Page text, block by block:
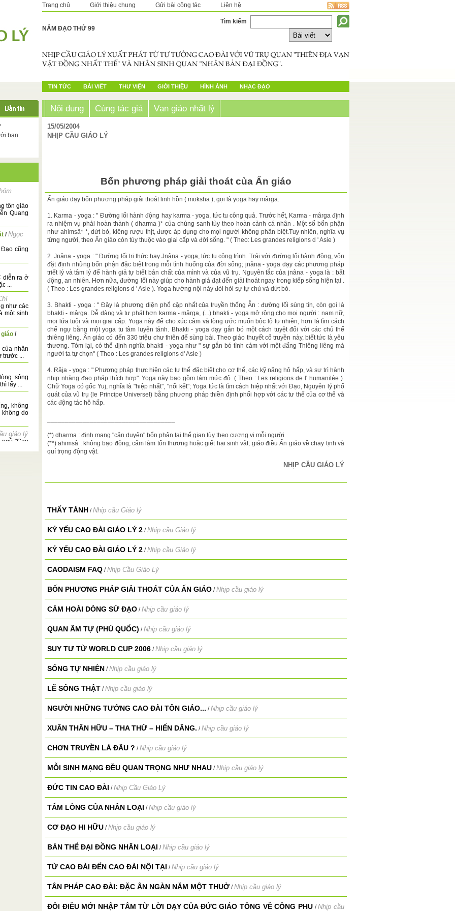
Trang chủ Giới thiệu chung Gửi bài cộng tác Liên hệ
NĂM ĐẠO THỨ 99
Tìm kiếm
TIN TỨC BÀI VIẾT THƯ VIỆN GIỚI THIỆU HÌNH ẢNH NHẠC ĐẠO
bạn.
tôn giáo
Quang
/Ngọc
cũng
diễn ra ở
...
như các
một sinh
/
của nhân
trước ...
sông
lấy ...
không
không do
giáo lý
"Cao
Nội dung Cùng tác giả Vạn giáo nhất lý
15/05/2004
NHỊP CẦU GIÁO LÝ
Bốn phương pháp giải thoát của Ấn giáo
Ấn giáo dạy bốn phương pháp giải thoát linh hồn ( moksha ), gọi là yoga hay mârga.
1. Karma - yoga : " Đường lối hành động hay karma - yoga, tức tu công quả. Trước hết, Karma - mârga định
ra nhiệm vụ phải hoàn thành ( dharma )* của chúng sanh tùy theo hoàn cảnh cá nhân . Một số bổn phận
như ahimsâ* *, dứt bỏ, kiêng rượu thịt, được áp dụng cho mọi người không phân biệt.Tuy nhiên, nghĩa vụ
từng người, theo Ấn giáo còn tùy thuộc vào giai cấp và đời sống. " ( Theo: Les grandes religions d ' Asie )
2. Jnâna - yoga : " Đường lối tri thức hay Jnâna - yoga, tức tu công trình. Trái với đường lối hành động, vốn
đặt định những bổn phận đặc biệt trong mỗi tình huống của đời sống; jnâna - yoga dạy các phương pháp
triết lý và tâm lý để hành giả tự biết bản chất của mình và của vũ trụ. Nguyên tắc của jnâna - yoga là : bất
động, an nhiên. Hơn nữa, đường lối này giúp cho hành giả đạt đến giải thoát ngay trong kiếp sống hiện tại .
( Theo : Les grandes religions d ' Asie ). Yoga hướng nội này đòi hỏi sự tự chủ và dứt bỏ.
3. Bhakti - yoga : " Đây là phương diện phổ cập nhất của truyền thống Ẫn : đường lối sùng tín, còn gọi là
bhakti - mârga. Dễ dàng và tự phát hơn karma - mârga, (...) bhakti - yoga mở rộng cho mọi người : nam nữ,
mọi lứa tuổi và mọi giai cấp. Yoga này để cho xúc cảm và lòng ước muốn bộc lộ tự nhiên, hơn là tìm cách
chế ngự bằng một yoga tu tâm luyện tánh. Bhakti - yoga dạy gắn bó một cách tuyệt đối với các chủ thể
thiêng liêng. Ấn giáo có đến 330 triệu chư thiên để sùng bái. Theo giáo thuyết cổ truyền này, biết tức là yêu
thương. Tóm lại, có thể định nghĩa bhakti - yoga như " sự gắn bó tình cảm với một đấng Thiêng liêng mà
người ta tự chọn" ( Theo : Les grandes religions d' Asie )
4. Râja - yoga : " Phương pháp thực hiện các tư thế đặc biệt cho cơ thể, các kỹ năng hô hấp, và sự trì hành
nhịp nhàng đạo pháp thích hợp". Yoga này bao gồm tám mức đô. ( Theo : Les religions de l' humanitée ).
Chữ Yoga có gốc Yuj, nghĩa là "hiệp nhất", "nối kết"; Yoga tức là tìm cách hiệp nhất với Đạo, Nguyên lý phổ
quát của vũ trụ (le Principe Universel) bằng phương pháp thiền định phối hợp với các tư thế của cơ thể và
các động tác hô hấp.
(*) dharma : định mạng "căn duyên" bổn phận tại thế gian tùy theo cương vị mỗi người
(**) ahimsâ : không bạo động; cấm làm tổn thương hoặc giết hại sinh vật; giáo điều Ấn giáo về chay tịnh và
quí trọng động vật.
NHỊP CẦU GIÁO LÝ
THẤY TÁNH /Nhip cầu Giáo lý
KỶ YẾU CAO ĐÀI GIÁO LÝ 2 /Nhip cầu Giáo lý
KỶ YẾU CAO ĐÀI GIÁO LÝ 2 /Nhip cầu Giáo lý
CAODAISM FAQ /Nhịp Cầu Giáo Lý
BỐN PHƯƠNG PHÁP GIẢI THOÁT CỦA ẤN GIÁO /Nhịp cầu giáo lý
CẢM HOÀI DÒNG SỬ ĐẠO /Nhịp cầu giáo lý
QUAN ÂM TỰ (PHÚ QUỐC) /Nhịp cầu giáo lý
SUY TƯ TỪ WORLD CUP 2006 /Nhịp cầu giáo lý
SỐNG TỰ NHIÊN /Nhịp cầu giáo lý
LẼ SỐNG THẬT /Nhịp cầu giáo lý
NGƯỜI NHỮNG TƯỞNG CAO ĐÀI TÔN GIÁO... /Nhịp cầu giáo lý
XUÂN THÂN HỮU – THA THỨ – HIẾN DÂNG. /Nhịp cầu giáo lý
CHƠN TRUYỀN LÀ ĐÂU ? /Nhịp cầu giáo lý
MỖI SINH MẠNG ĐỀU QUAN TRỌNG NHƯ NHAU /Nhịp cầu giáo lý
ĐỨC TIN CAO ĐÀI /Nhịp Cầu Giáo Lý
TẤM LÒNG CỦA NHÂN LOẠI /Nhịp cầu giáo lý
CƠ ĐẠO HI HỮU /Nhịp cầu giáo lý
BẢN THỂ ĐẠI ĐỒNG NHÂN LOẠI /Nhịp cầu giáo lý
TỪ CAO ĐÀI ĐẾN CAO ĐÀI NỘI TẠI /Nhịp cầu giáo lý
TÂN PHÁP CAO ĐÀI: ĐẶC ÂN NGÀN NĂM MỘT THUỞ /Nhịp cầu giáo lý
ĐÔI ĐIỀU MỚI NHẬP TÂM TỪ LỜI DẠY CỦA ĐỨC GIÁO TÔNG VỀ CÔNG PHU /Nhịp cầu